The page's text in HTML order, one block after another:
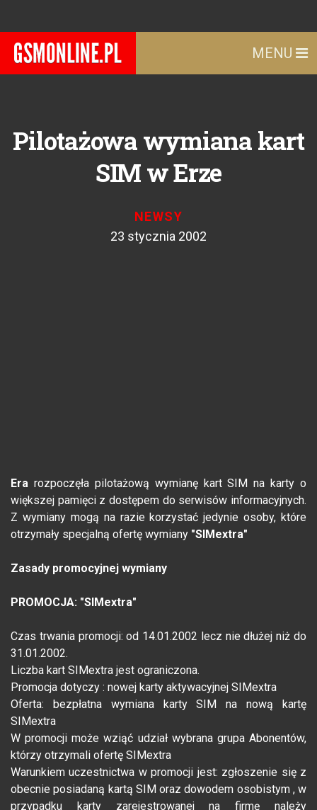
MENU
Pilotażowa wymiana kart
SIM w Erze
NEWSY
23 stycznia 2002
Era rozpoczęła pilotażową wymianę kart SIM na karty o
większej pamięci z dostępem do serwisów informacyjnych.
Z wymiany mogą na razie korzystać jedynie osoby, które
otrzymały specjalną ofertę wymiany "SIMextra"
Zasady promocyjnej wymiany
PROMOCJA: "SIMextra"
Czas trwania promocji: od 14.01.2002 lecz nie dłużej niż do
31.01.2002.
Liczba kart SIMextra jest ograniczona.
Promocja dotyczy : nowej karty aktywacyjnej SIMextra
Oferta: bezpłatna wymiana karty SIM na nową kartę
SIMextra
W promocji może wziąć udział wybrana grupa Abonentów,
którzy otrzymali ofertę SIMextra
Warunkiem uczestnictwa w promocji jest: zgłoszenie się z
obecnie posiadaną kartą SIM oraz dowodem osobistym , w
przypadku karty zarejestrowanej na firmę należy